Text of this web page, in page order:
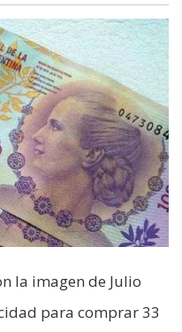
la imagen de Julio
para comprar 33